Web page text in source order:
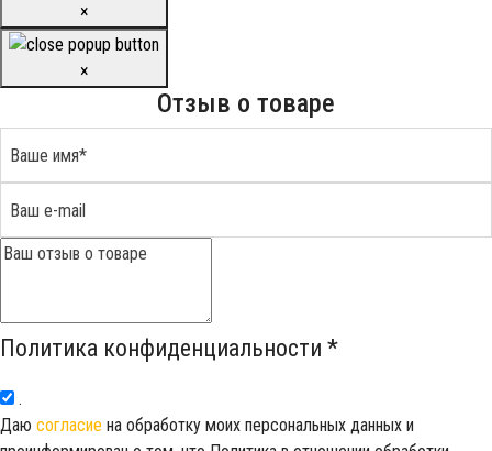
×
×
Отзыв о товаре
Политика конфиденциальности *
.
Даю согласие на обработку моих персональных данных и